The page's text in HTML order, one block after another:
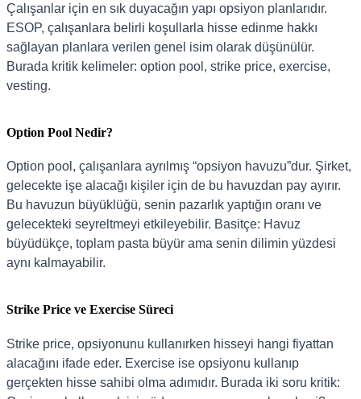
Çalışanlar için en sık duyacağın yapı opsiyon planlarıdır.
ESOP, çalışanlara belirli koşullarla hisse edinme hakkı
sağlayan planlara verilen genel isim olarak düşünülür.
Burada kritik kelimeler: option pool, strike price, exercise,
vesting.
Option Pool Nedir?
Option pool, çalışanlara ayrılmış “opsiyon havuzu”dur. Şirket,
gelecekte işe alacağı kişiler için de bu havuzdan pay ayırır.
Bu havuzun büyüklüğü, senin pazarlık yaptığın oranı ve
gelecekteki seyreltmeyi etkileyebilir. Basitçe: Havuz
büyüdükçe, toplam pasta büyür ama senin dilimin yüzdesi
aynı kalmayabilir.
Strike Price ve Exercise Süreci
Strike price, opsiyonunu kullanırken hisseyi hangi fiyattan
alacağını ifade eder. Exercise ise opsiyonu kullanıp
gerçekten hisse sahibi olma adımıdır. Burada iki soru kritik: